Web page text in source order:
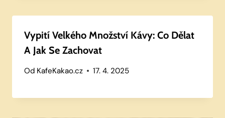
Vypití Velkého Množství Kávy: Co Dělat
A Jak Se Zachovat
Od KafeKakao.cz 17. 4. 2025